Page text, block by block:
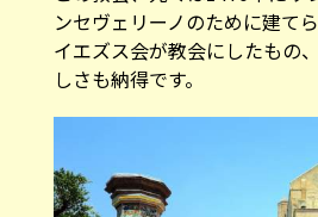
ンセヴェリーノのために建て
イエズス会が教会にしたもの
しさも納得です。